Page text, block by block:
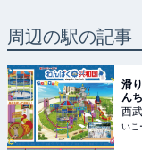
周辺の駅の記事
滑
ん
西
いこ